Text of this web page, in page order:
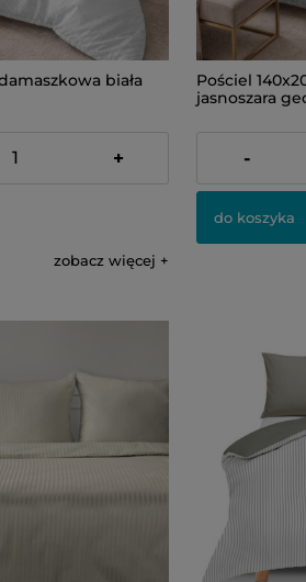
biała
+
zobacz więcej
Pościel
jasnoszara
189,00 zł
-
do koszyka